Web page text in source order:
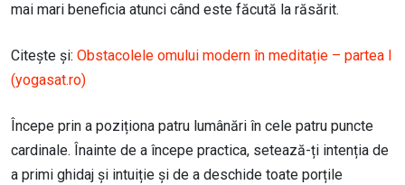
mai mari beneficia atunci când este făcută la răsărit.
Citește și: Obstacolele omului modern în meditație – partea I
(yogasat.ro)
Începe prin a poziționa patru lumânări în cele patru puncte
cardinale. Înainte de a începe practica, setează-ți intenția de
a primi ghidaj și intuiție și de a deschide toate porțile